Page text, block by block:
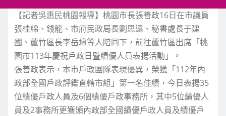
【記者吳惠民桃園報導】桃園市長張善政16日在市議員
張桂綿、錢龍、市府民政局長劉思遠、秘書處長于建
國、蘆竹區長李岳壇等人陪同下，前往蘆竹區出席「桃
園市113年慶祝戶政日暨績優人員表揚活動」。
張善政表示，本市戶政團隊表現優異，榮獲「112年內
政部全國戶政評鑑直轄市組」第一名佳績，今日表揚35
位績優戶政人員及6個績優戶政事務所，其中5位績優人
員及2事務所更獲頒內政部全國績優戶政人員及績優戶